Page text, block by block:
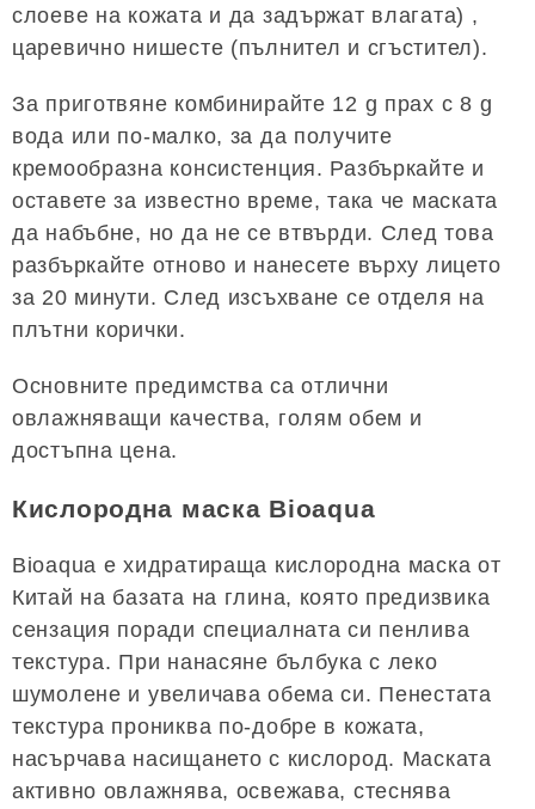
слоеве на кожата и да задържат влагата) ,
царевично нишесте (пълнител и сгъстител).
За приготвяне комбинирайте 12 g прах с 8 g
вода или по-малко, за да получите
кремообразна консистенция. Разбъркайте и
оставете за известно време, така че маската
да набъбне, но да не се втвърди. След това
разбъркайте отново и нанесете върху лицето
за 20 минути. След изсъхване се отделя на
плътни корички.
Основните предимства са отлични
овлажняващи качества, голям обем и
достъпна цена.
Кислородна маска Bioaqua
Bioaqua е хидратираща кислородна маска от
Китай на базата на глина, която предизвика
сензация поради специалната си пенлива
текстура. При нанасяне бълбука с леко
шумолене и увеличава обема си. Пенестата
текстура прониква по-добре в кожата,
насърчава насищането с кислород. Маската
активно овлажнява, освежава, стеснява